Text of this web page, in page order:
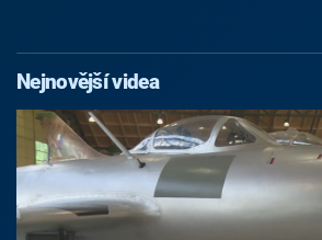
Nejnovější videa